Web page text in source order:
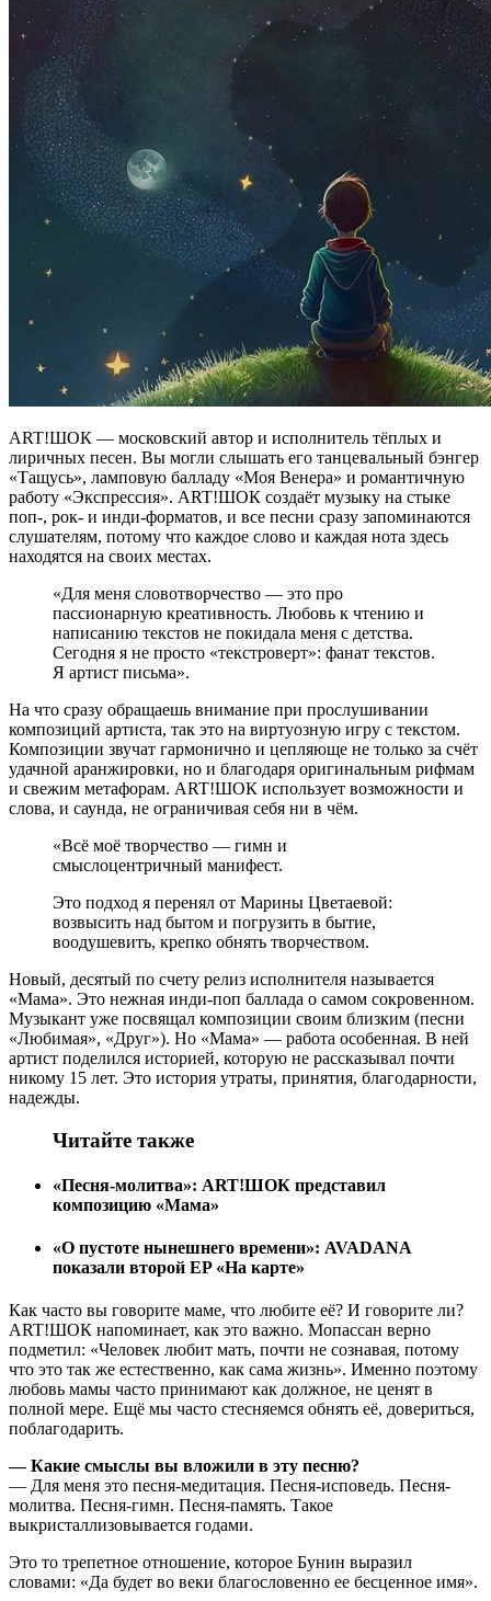
ART!ШОК — московский автор и исполнитель тёплых и
лиричных песен. Вы могли слышать его танцевальный бэнгер
«Тащусь», ламповую балладу «Моя Венера» и романтичную
работу «Экспрессия». ART!ШОК создаёт музыку на стыке
поп-, рок- и инди-форматов, и все песни сразу запоминаются
слушателям, потому что каждое слово и каждая нота здесь
находятся на своих местах.
«Для меня словотворчество — это про
пассионарную креативность. Любовь к чтению и
написанию текстов не покидала меня с детства.
Сегодня я не просто «текстроверт»: фанат текстов.
Я артист письма».
На что сразу обращаешь внимание при прослушивании
композиций артиста, так это на виртуозную игру с текстом.
Композиции звучат гармонично и цепляюще не только за счёт
удачной аранжировки, но и благодаря оригинальным рифмам
и свежим метафорам. ART!ШОК использует возможности и
слова, и саунда, не ограничивая себя ни в чём.
«Всё моё творчество — гимн и
смыслоцентричный манифест.
Это подход я перенял от Марины Цветаевой:
возвысить над бытом и погрузить в бытие,
воодушевить, крепко обнять творчеством.
Новый, десятый по счету релиз исполнителя называется
«Мама». Это нежная инди-поп баллада о самом сокровенном.
Музыкант уже посвящал композиции своим близким (песни
«Любимая», «Друг»). Но «Мама» — работа особенная. В ней
артист поделился историей, которую не рассказывал почти
никому 15 лет. Это история утраты, принятия, благодарности,
надежды.
Читайте также
«Песня-молитва»: ART!ШОК представил
композицию «Мама»
«О пустоте нынешнего времени»: AVADANA
показали второй EP «На карте»
Как часто вы говорите маме, что любите её? И говорите ли?
ART!ШОК напоминает, как это важно. Мопассан верно
подметил: «Человек любит мать, почти не сознавая, потому
что это так же естественно, как сама жизнь». Именно поэтому
любовь мамы часто принимают как должное, не ценят в
полной мере. Ещё мы часто стесняемся обнять её, довериться,
поблагодарить.
— Какие смыслы вы вложили в эту песню?
— Для меня это песня-медитация. Песня-исповедь. Песня-
молитва. Песня-гимн. Песня-память. Такое
выкристаллизовывается годами.
Это то трепетное отношение, которое Бунин выразил
словами: «Да будет во веки благословенно ее бесценное имя».